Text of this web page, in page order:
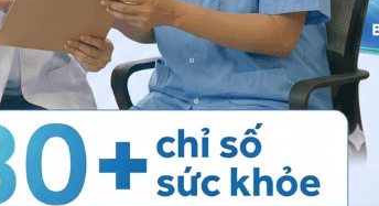
tính của mình và để đảm bảo rằng
Bệnh cạnh đó, bệnh nhân được
giúp hồi phục nhanh hơn sau mổ.
trong vòng 24 giờ trước mổ. Bệnh
phẩm bổ sung, chế độ ăn uống